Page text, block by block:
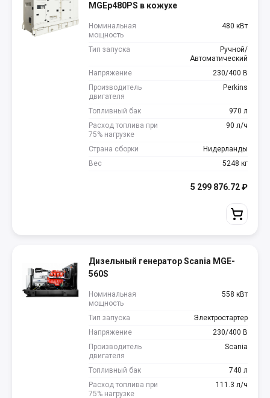
MGEp480PS в кожухе
Номинальная
мощность
480 кВт
Тип запуска
Ручной/
Автоматический
Напряжение
230/400 В
Производитель
двигателя
Perkins
Топливный бак
970 л
Расход топлива при
75% нагрузке
90 л/ч
Страна сборки
Нидерланды
Вес
5248 кг
5 299 876.72₽
Дизельный генератор Scania MGE-
560S
Номинальная
мощность
558 кВт
Тип запуска
Электростартер
Напряжение
230/400 В
Производитель
двигателя
Scania
Топливный бак
740 л
Расход топлива при
75% нагрузке
111.3 л/ч